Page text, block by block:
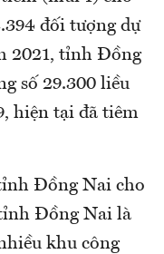
đối tượng dự
2021, tỉnh Đồng
số 29.300 liều
hiện tại đã tiêm
Đồng Nai cho
Đồng Nai là
khu công